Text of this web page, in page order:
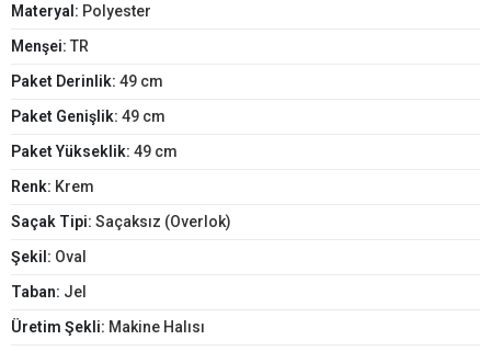
Materyal: Polyester
Menşei: TR
Paket Derinlik: 49 cm
Paket Genişlik: 49 cm
Paket Yükseklik: 49 cm
Renk: Krem
Saçak Tipi: Saçaksız (Overlok)
Şekil: Oval
Taban: Jel
Üretim Şekli: Makine Halısı